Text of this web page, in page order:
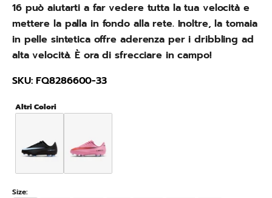
16 può aiutarti a far vedere tutta la tua velocità e
mettere la palla in fondo alla rete. Inoltre, la tomaia
in pelle sintetica offre aderenza per i dribbling ad
alta velocità. È ora di sfrecciare in campo!
SKU: FQ8286600-33
Altri Colori
Size: